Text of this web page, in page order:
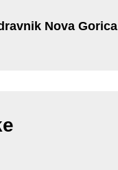
Nova Gorica